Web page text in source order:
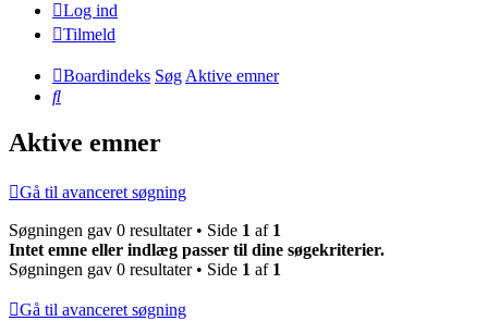
Log ind
Tilmeld
Boardindeks SøgAktive emner
Søg
Aktive emner
Gå til avanceret søgning
Søgningen gav 0 resultater • Side 1 af 1
Intet emne eller indlæg passer til dine søgekriterier.
Søgningen gav 0 resultater • Side 1 af 1
Gå til avanceret søgning